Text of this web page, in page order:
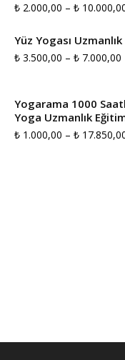
₺ 2.000,00 – ₺
Yüz Yogası
₺ 3.500,00 – ₺ 7.000,00
-
Yogarama 1000
Yoga Uzmanlık
₺ 1.000,00 – ₺